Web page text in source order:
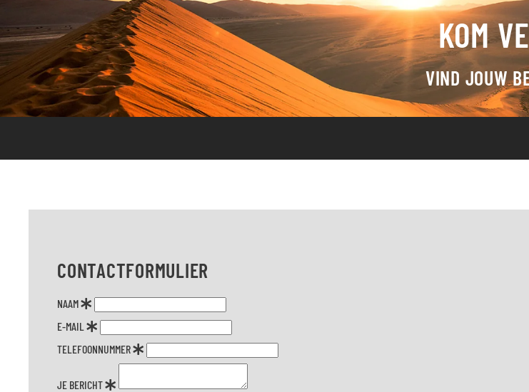
KOM
VIND JOUW
CONTACTFORMULIER
NAAM
E-MAIL
TELEFOONNUMMER
JE BERICHT